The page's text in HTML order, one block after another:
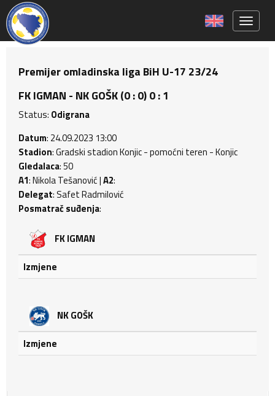
Premijer omladinska liga BiH U-17 23/24
FK IGMAN - NK GOŠK (0 : 0) 0 : 1
Status: Odigrana
Datum: 24.09.2023 13:00
Stadion: Gradski stadion Konjic - pomoćni teren - Konjic
Gledalaca: 50
A1: Nikola Tešanović |A2:
Delegat: Safet Radmilović
Posmatrač suđenja:
FK IGMAN
Izmjene
NK GOŠK
Izmjene